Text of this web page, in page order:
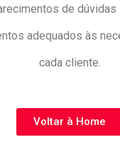
de dúvidas
adequados às
cada cliente.
Voltar à Home